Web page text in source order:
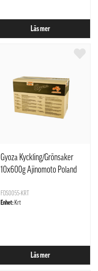
Läs mer
Gyoza Kyckling/Grönsaker
10x600g Ajinomoto Poland
FDS0055-KRT
Enhet: Krt
Läs mer